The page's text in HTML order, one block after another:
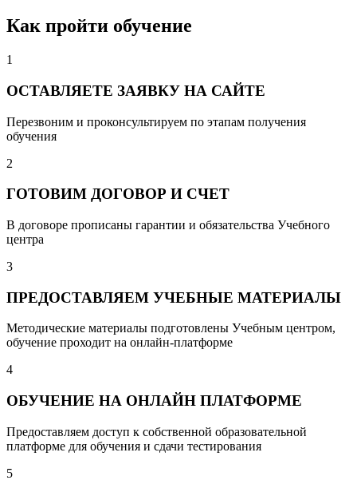
Как пройти обучение
1
ОСТАВЛЯЕТЕ ЗАЯВКУ НА САЙТЕ
Перезвоним и проконсультируем по этапам получения
обучения
2
ГОТОВИМ ДОГОВОР И СЧЕТ
В договоре прописаны гарантии и обязательства Учебного
центра
3
ПРЕДОСТАВЛЯЕМ УЧЕБНЫЕ МАТЕРИАЛЫ
Методические материалы подготовлены Учебным центром,
обучение проходит на онлайн-платформе
4
ОБУЧЕНИЕ НА ОНЛАЙН ПЛАТФОРМЕ
Предоставляем доступ к собственной образовательной
платформе для обучения и сдачи тестирования
5